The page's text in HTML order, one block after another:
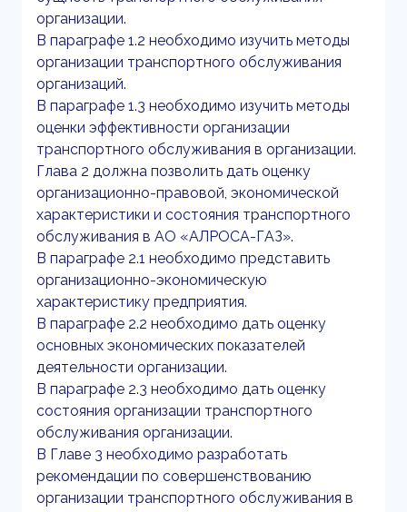
организации.
В параграфе 1.2 необходимо изучить методы
организации транспортного обслуживания
организаций.
В параграфе 1.3 необходимо изучить методы
оценки эффективности организации
транспортного обслуживания в организации.
Глава 2 должна позволить дать оценку
организационно-правовой, экономической
характеристики и состояния транспортного
обслуживания в АО «АЛРОСА-ГАЗ».
В параграфе 2.1 необходимо представить
организационно-экономическую
характеристику предприятия.
В параграфе 2.2 необходимо дать оценку
основных экономических показателей
деятельности организации.
В параграфе 2.3 необходимо дать оценку
состояния организации транспортного
обслуживания организации.
В Главе 3 необходимо разработать
рекомендации по совершенствованию
организации транспортного обслуживания в